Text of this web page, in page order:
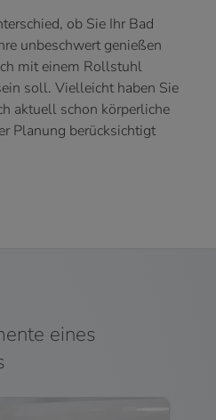
ob Sie Ihr Bad
unbeschwert genießen
mit einem Rollstuhl
soll. Vielleicht haben Sie
aktuell schon körperliche
Planung berücksichtigt
eines